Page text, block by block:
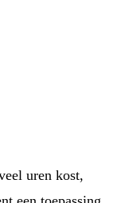
uren kost,